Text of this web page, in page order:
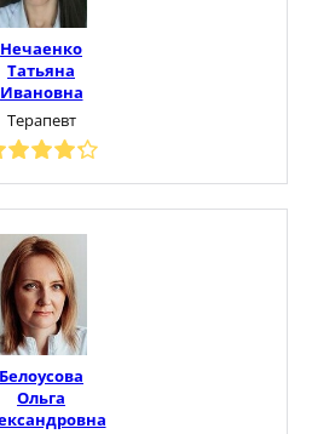
Нечаенко
Татьяна
Ивановна
Терапевт
Белоусова
Ольга